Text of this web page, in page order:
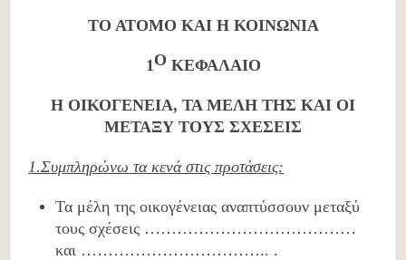
ΤΟ ΑΤΟΜΟ ΚΑΙ Η ΚΟΙΝΩΝΙΑ
1Ο ΚΕΦΑΛΑΙΟ
Η ΟΙΚΟΓΕΝΕΙΑ, ΤΑ ΜΕΛΗ ΤΗΣ ΚΑΙ ΟΙ
ΜΕΤΑΞΥ ΤΟΥΣ ΣΧΕΣΕΙΣ
1.Συμπληρώνω τα κενά στις προτάσεις:
Τα μέλη της οικογένειας αναπτύσσουν μεταξύ
τους σχέσεις …………………………………
και …………………………….. .